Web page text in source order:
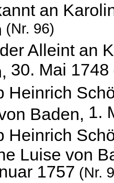
an
(Nr. 96)
Alleint an
30. Mai 1748
Heinrich
Baden, 1.
Heinrich
Luise von
1757 (Nr.